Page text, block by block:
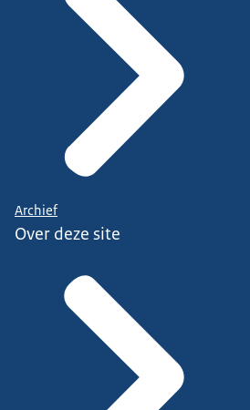
Archief
Over deze site